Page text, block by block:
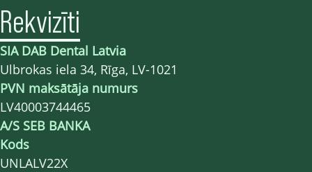
Rekvizīti
SIA DAB Dental Latvia
Ulbrokas iela 34, Rīga, LV-1021
PVN maksātāja numurs
LV40003744465
A/S SEB BANKA
Kods
UNLALV22X